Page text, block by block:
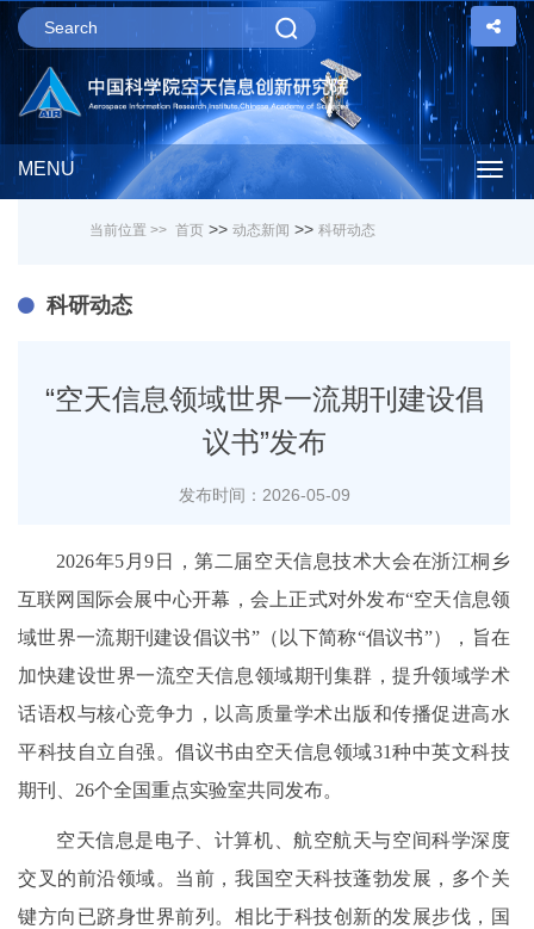
MENU
当前位置 >> 首页 >> 动态新闻 >> 科研动态
科研动态
“空天信息领域世界一流期刊建设倡
议书”发布
发布时间：2026-05-09
2026年5月9日，第二届空天信息技术大会在浙江桐乡
互联网国际会展中心开幕，会上正式对外发布“空天信息领
域世界一流期刊建设倡议书”（以下简称“倡议书”），旨在
加快建设世界一流空天信息领域期刊集群，提升领域学术
话语权与核心竞争力，以高质量学术出版和传播促进高水
平科技自立自强。倡议书由空天信息领域31种中英文科技
期刊、26个全国重点实验室共同发布。
空天信息是电子、计算机、航空航天与空间科学深度
交叉的前沿领域。当前，我国空天科技蓬勃发展，多个关
键方向已跻身世界前列。相比于科技创新的发展步伐，国